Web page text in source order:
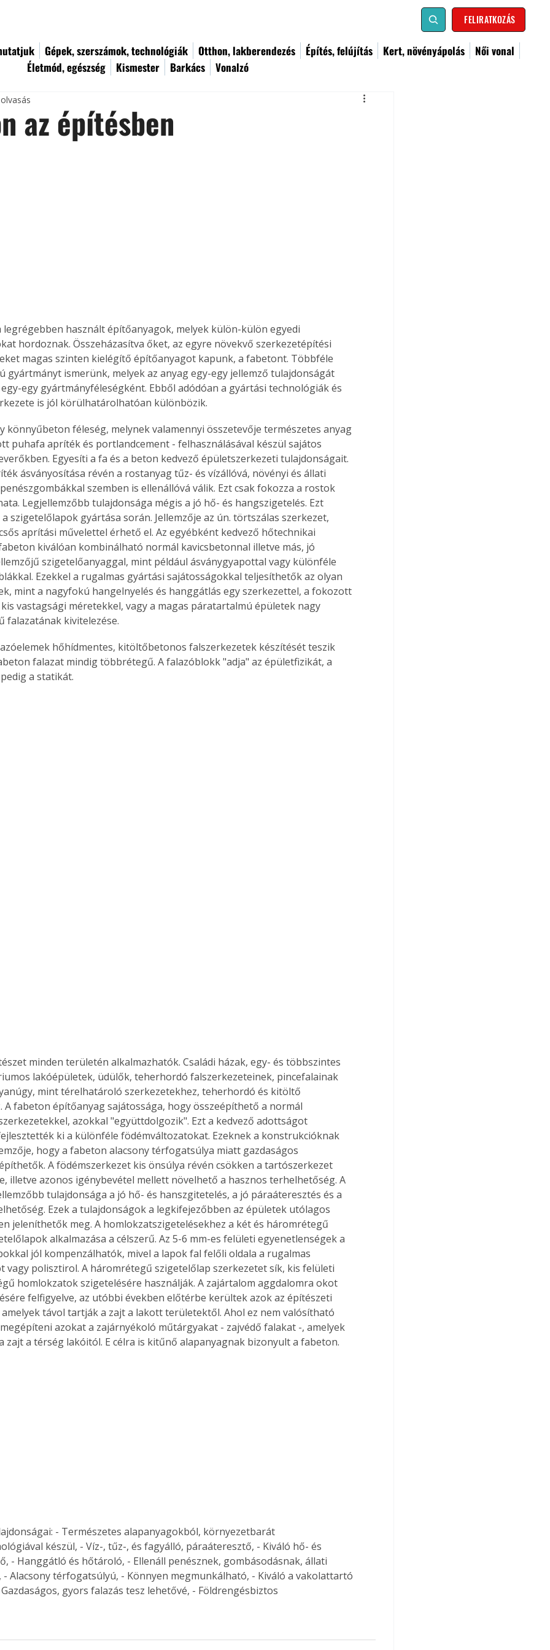
FELIRATKOZÁS
Gépek, szerszámok, technológiák Otthon, lakberendezés Építés, felújítás Kert, növényápolás
Női vonal
Életmód, egészség
Kismester Barkács Vonalzó
az
Old
új,
egyedi
vagy
is
Bárhol,
Együtt jobban megéri!
Bővebb információ itt!
Együtt jobban megéri! A
könyvek tetszőleges
párosítással kedvezményes
áron, 0 Ft postaköltséggel
megrendelhetők!
az építésben
legrégebben használt építőanyagok, melyek külön-külön egyedi
hordoznak. Összeházasítva őket, az egyre növekvő szerkezetépítési
magas szinten kielégítő építőanyagot kapunk, a fabetont. Többféle
gyártmányt ismerünk, melyek az anyag egy-egy jellemző tulajdonságát
egy gyártmányféleségként. Ebből adódóan a gyártási technológiák és
is jól körülhatárolhatóan különbözik.
könnyűbeton féleség, melynek valamennyi összetevője természetes anyag
puhafa apríték és portlandcement - felhasználásával készül sajátos
Egyesíti a fa és a beton kedvező épületszerkezeti tulajdonságait.
ásványosítása révén a rostanyag tűz- és vízállóvá, növényi és állati
szemben is ellenállóvá válik. Ezt csak fokozza a rostok
Legjellemzőbb tulajdonsága mégis a jó hő- és hangszigetelés. Ezt
szigetelőlapok gyártása során. Jellemzője az ún. törtszálas szerkezet,
aprítási művelettel érhető el. Az egyébként kedvező hőtechnikai
kiválóan kombinálható normál kavicsbetonnal illetve más, jó
szigetelőanyaggal, mint például ásványgyapottal vagy különféle
Ezekkel a rugalmas gyártási sajátosságokkal teljesíthetők az olyan
mint a nagyfokú hangelnyelés és hanggátlás egy szerkezettel, a fokozott
vastagsági méretekkel, vagy a magas páratartalmú épületek nagy
falazatának kivitelezése.
hőhídmentes, kitöltőbetonos falszerkezetek készítését teszik
falazat mindig többrétegű. A falazóblokk "adja" az épületfizikát, a
a statikát.
minden területén alkalmazhatók. Családi házak, egy- és többszintes
lakóépületek, üdülők, teherhordó falszerkezeteinek, pincefalainak
mint térelhatároló szerkezetekhez, teherhordó és kitöltő
A fabeton építőanyag sajátossága, hogy összeépíthető a normál
azokkal "együttdolgozik". Ezt a kedvező adottságot
ki a különféle födémváltozatokat. Ezeknek a konstrukcióknak
hogy a fabeton alacsony térfogatsúlya miatt gazdaságos
A födémszerkezet kis önsúlya révén csökken a tartószerkezet
illetve azonos igénybevétel mellett növelhető a hasznos terhelhetőség. A
tulajdonsága a jó hő- és hanszgitetelés, a jó páraáteresztés és a
Ezek a tulajdonságok a legkifejezőbben az épületek utólagos
jeleníthetők meg. A homlokzatszigetelésekhez a két és háromrétegű
alkalmazása a célszerű. Az 5-6 mm-es felületi egyenetlenségek a
jól kompenzálhatók, mivel a lapok fal felőli oldala a rugalmas
vagy polisztirol. A háromrétegű szigetelőlap szerkezetet sík, kis felületi
homlokzatok szigetelésére használják. A zajártalom aggdalomra okot
felfigyelve, az utóbbi években előtérbe kerültek azok az építészeti
távol tartják a zajt a lakott területektől. Ahol ez nem valósítható
azokat a zajárnyékoló műtárgyakat - zajvédő falakat -, amelyek
zajt a térség lakóitól. E célra is kitűnő alapanyagnak bizonyult a fabeton.
- Természetes alapanyagokból, környezetbarát
készül, - Víz-, tűz-, és fagyálló, páraáteresztő, - Kiváló hő- és
- Hanggátló és hőtároló, - Ellenáll penésznek, gombásodásnak, állati
Alacsony térfogatsúlyú, - Könnyen megmunkálható, - Kiváló a vakolattartó
gyors falazás tesz lehetővé, - Földrengésbiztos